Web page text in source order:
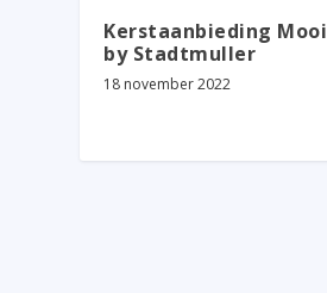
Kerstaanbieding Mooi
by Stadtmuller
18 november 2022